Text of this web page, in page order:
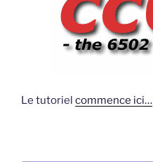
Le tutoriel commence ici…